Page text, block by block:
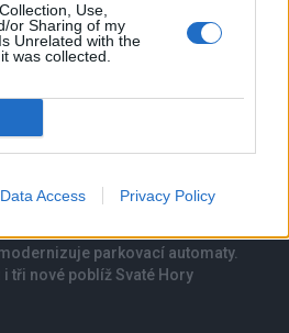
Use,
or Sharing of my
Unrelated with the
was collected.
Data Access Privacy Policy
vzpomínaly na filmovou legendu
parkovací automaty.
i tři nové poblíž Svaté Hory